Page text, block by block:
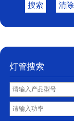
清除
搜索
灯管搜索